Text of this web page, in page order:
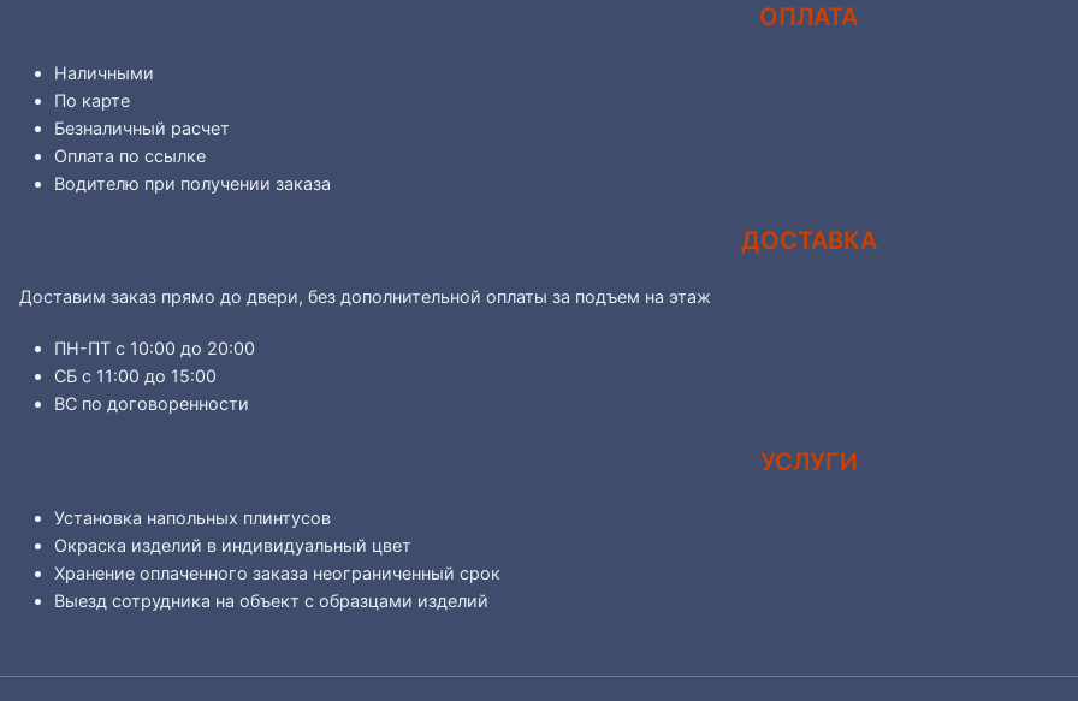
ОПЛАТА
Наличными
По карте
Безналичный расчет
Оплата по ссылке
Водителю при получении заказа
ДОСТАВКА
Доставим заказ прямо до двери, без дополнительной оплаты за подъем на этаж
ПН-ПТ с 10:00 до 20:00
СБ с 11:00 до 15:00
ВС по договоренности
УСЛУГИ
Установка напольных плинтусов
Окраска изделий в индивидуальный цвет
Хранение оплаченного заказа неограниченный срок
Выезд сотрудника на объект с образцами изделий